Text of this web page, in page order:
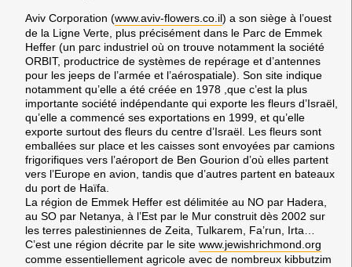
Aviv Corporation (www.aviv-flowers.co.il) a son siège à l’ouest
de la Ligne Verte, plus précisément dans le Parc de Emmek
Heffer (un parc industriel où on trouve notamment la société
ORBIT, productrice de systèmes de repérage et d’antennes
pour les jeeps de l’armée et l’aérospatiale). Son site indique
notamment qu’elle a été créée en 1978 ,que c’est la plus
importante société indépendante qui exporte les fleurs d’Israël,
qu’elle a commencé ses exportations en 1999, et qu’elle
exporte surtout des fleurs du centre d’Israël. Les fleurs sont
emballées sur place et les caisses sont envoyées par camions
frigorifiques vers l’aéroport de Ben Gourion d’où elles partent
vers l’Europe en avion, tandis que d’autres partent en bateaux
du port de Haïfa.
La région de Emmek Heffer est délimitée au NO par Hadera,
au SO par Netanya, à l’Est par le Mur construit dès 2002 sur
les terres palestiniennes de Zeita, Tulkarem, Fa’run, Irta…
C’est une région décrite par le site www.jewishrichmond.org
comme essentiellement agricole avec de nombreux kibbutzim